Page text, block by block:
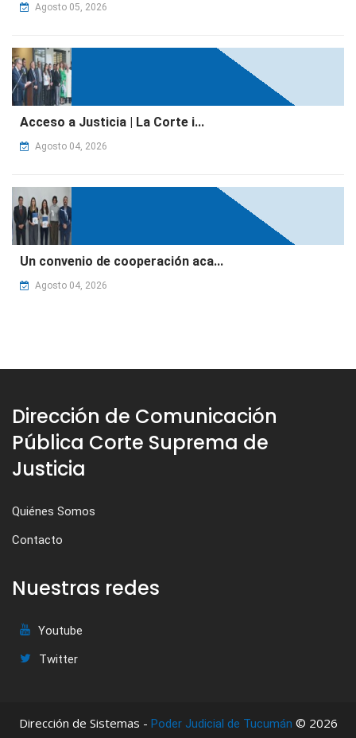
Agosto 05, 2026
Acceso a Justicia | La Corte i...
Agosto 04, 2026
Un convenio de cooperación aca...
Agosto 04, 2026
Dirección de Comunicación
Pública Corte Suprema de
Justicia
Quiénes Somos
Contacto
Nuestras redes
Youtube
Twitter
Dirección de Sistemas - Poder Judicial de Tucumán © 2026